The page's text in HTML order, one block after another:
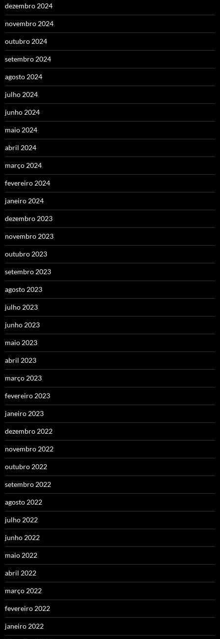
dezembro 2024
novembro 2024
outubro 2024
setembro 2024
agosto 2024
julho 2024
junho 2024
maio 2024
abril 2024
março 2024
fevereiro 2024
janeiro 2024
dezembro 2023
novembro 2023
outubro 2023
setembro 2023
agosto 2023
julho 2023
junho 2023
maio 2023
abril 2023
março 2023
fevereiro 2023
janeiro 2023
dezembro 2022
novembro 2022
outubro 2022
setembro 2022
agosto 2022
julho 2022
junho 2022
maio 2022
abril 2022
março 2022
fevereiro 2022
janeiro 2022